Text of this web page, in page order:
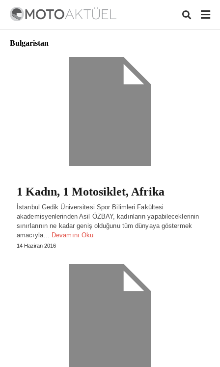
Bulgaristan
1 Kadın, 1 Motosiklet, Afrika
İstanbul Gedik Üniversitesi Spor Bilimleri Fakültesi
akademisyenlerinden Asil ÖZBAY, kadınların yapabileceklerinin
sınırlarının ne kadar geniş olduğunu tüm dünyaya göstermek
amacıyla… Devamını Oku
14 Haziran 2016